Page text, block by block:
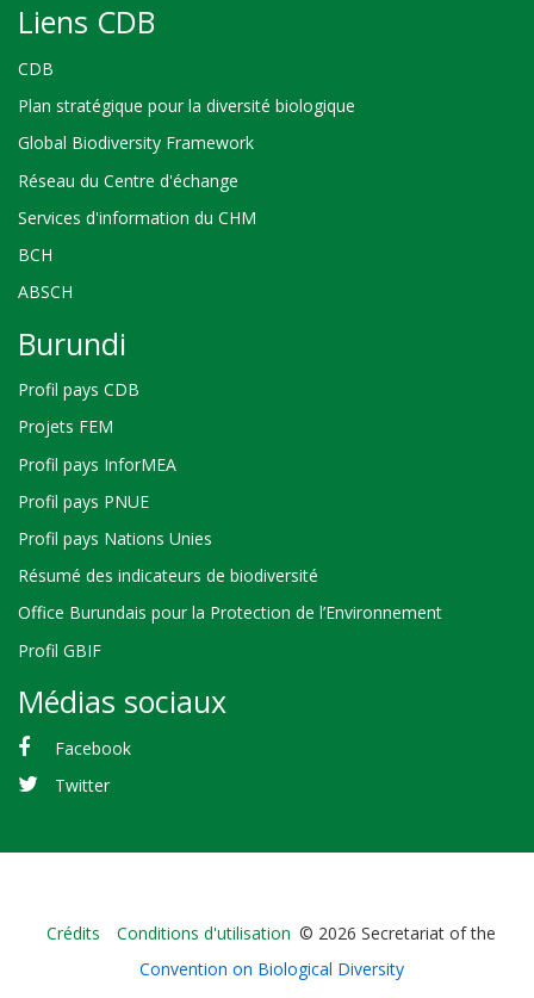
Liens CDB
CDB
Plan stratégique pour la diversité biologique
Global Biodiversity Framework
Réseau du Centre d'échange
Services d'information du CHM
BCH
ABSCH
Burundi
Profil pays CDB
Projets FEM
Profil pays InforMEA
Profil pays PNUE
Profil pays Nations Unies
Résumé des indicateurs de biodiversité
Office Burundais pour la Protection de l’Environnement
Profil GBIF
Médias sociaux
Facebook
Twitter
Bioland
-
Crédits Conditions d'utilisation © 2026 Secretariat of the
Convention on Biological Diversity